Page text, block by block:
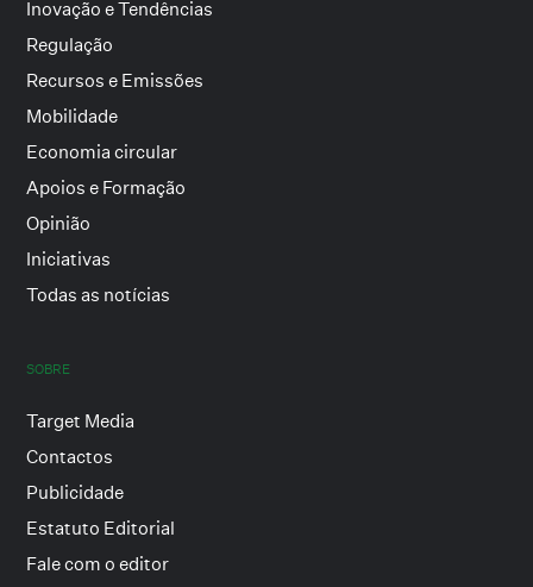
Inovação e Tendências
Regulação
Recursos e Emissões
Mobilidade
Economia circular
Apoios e Formação
Opinião
Iniciativas
Todas as notícias
SOBRE
Target Media
Contactos
Publicidade
Estatuto Editorial
Fale com o editor